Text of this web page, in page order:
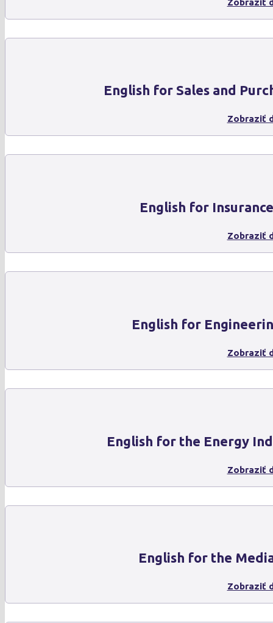
English for Sales and
Zobraziť
English for Insurance
Zobraziť
English for
Zobraziť
English for the Energy
Zobraziť
English for the
Zobraziť